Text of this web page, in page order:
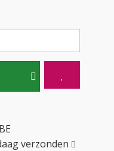
verzonden